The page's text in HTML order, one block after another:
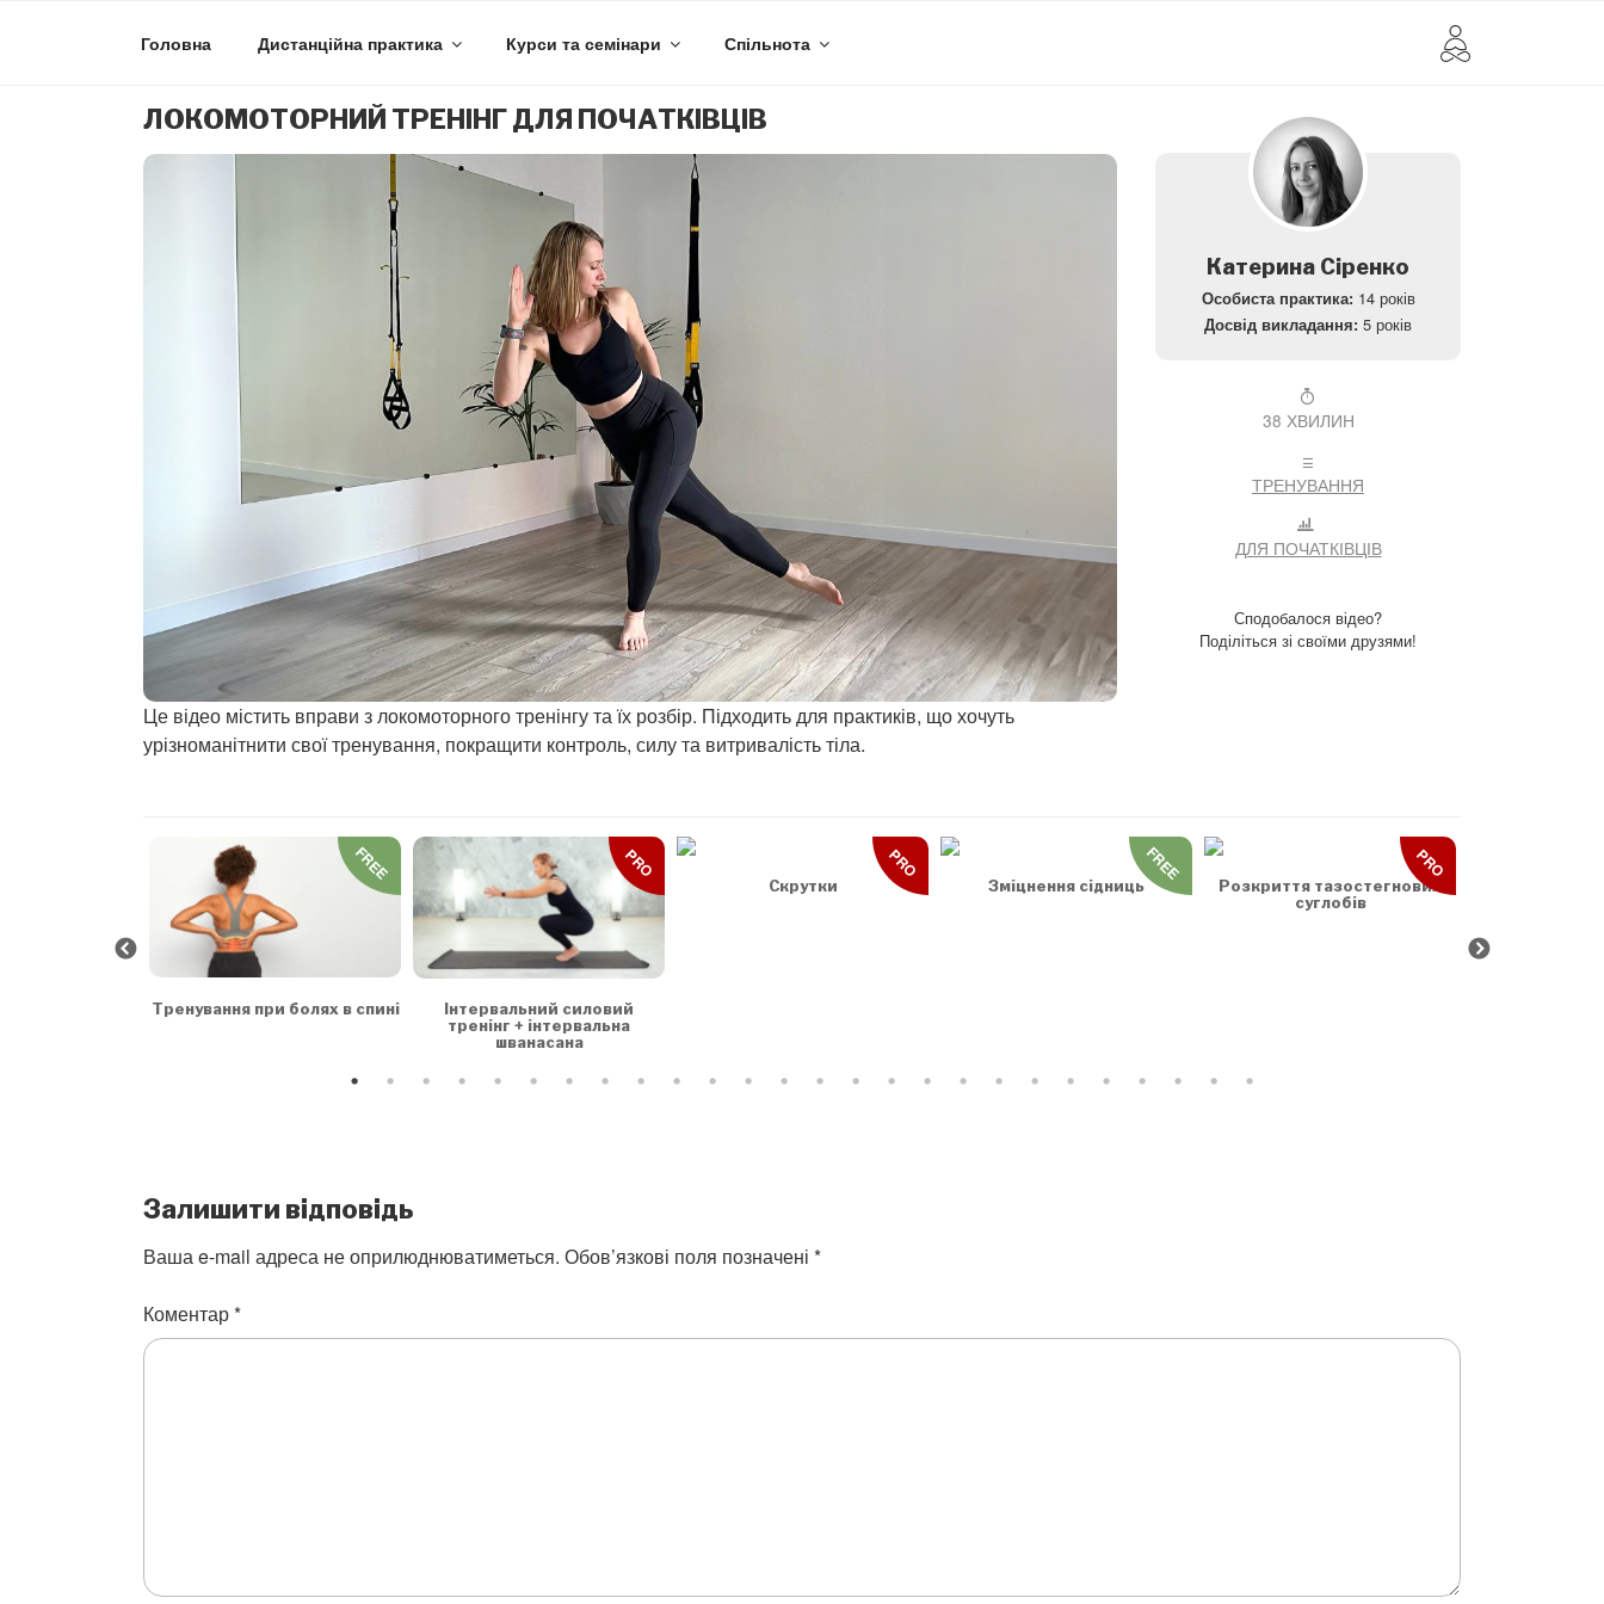
Головна Дистанційна практика Курси та семінари Спільнота
ЛОКОМОТОРНИЙ ТРЕНІНГ ДЛЯ ПОЧАТКІВЦІВ
Це відео містить вправи з локомоторного тренінгу та їх розбір. Підходить для практиків, що хочуть
урізноманітнити свої тренування, покращити контроль, силу та витривалість тіла.
Катерина Сіренко
Особиста практика: 14 років
Досвід викладання: 5 років
38 ХВИЛИН
ТРЕНУВАННЯ
ДЛЯ ПОЧАТКІВЦІВ
Сподобалося відео?
Поділіться зі своїми друзями!
Тренування при болях в спині
FREE
Інтервальний силовий
тренінг + інтервальна
шванасана
PRO
Скрутки
PRO
Зміцнення сідниць
FREE
Розкриття тазостегнових
суглобів
PRO
Залишити відповідь
Ваша e-mail адреса не оприлюднюватиметься. Обов’язкові поля позначені *
Коментар*